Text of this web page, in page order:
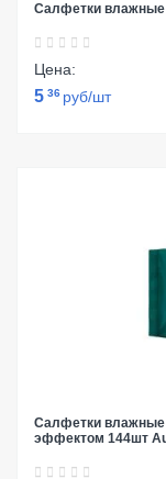
Салфетки влажные
Цена:
5 36 руб/шт
Салфетки влажные
эффектом 144шт